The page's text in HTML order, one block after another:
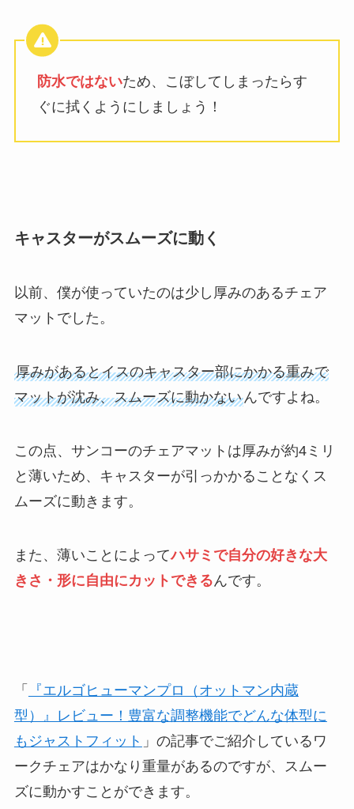
防水ではないため、こぼしてしまったらす
ぐに拭くようにしましょう！
キャスターがスムーズに動く
以前、僕が使っていたのは少し厚みのあるチェア
マットでした。
厚みがあるとイスのキャスター部にかかる重みで
マットが沈み、スムーズに動かないんですよね。
この点、サンコーのチェアマットは厚みが約4ミリ
と薄いため、キャスターが引っかかることなくス
ムーズに動きます。
また、薄いことによってハサミで自分の好きな大
きさ・形に自由にカットできるんです。
「
『エルゴヒューマンプロ（オットマン内蔵
型）』レビュー！豊富な調整機能でどんな体型に
もジャストフィット 」の記事でご紹介しているワ
ークチェアはかなり重量があるのですが、スムー
ズに動かすことができます。